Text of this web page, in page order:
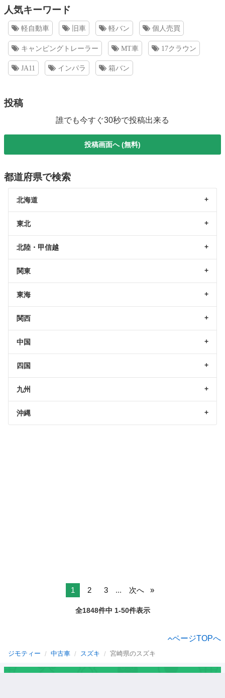
人気キーワード
軽自動車 旧車 軽バン 個人売買
キャンピングトレーラー MT車 17クラウン
JA11 インパラ 箱バン
投稿
誰でも今すぐ30秒で投稿出来る
投稿画面へ (無料)
都道府県で検索
北海道
東北
北陸・甲信越
関東
東海
関西
中国
四国
九州
沖縄
1 2 3 ... 次へ
全1848件中 1-50件表示
ページTOPへ
ジモティー 中古車 スズキ 宮崎県のスズキ